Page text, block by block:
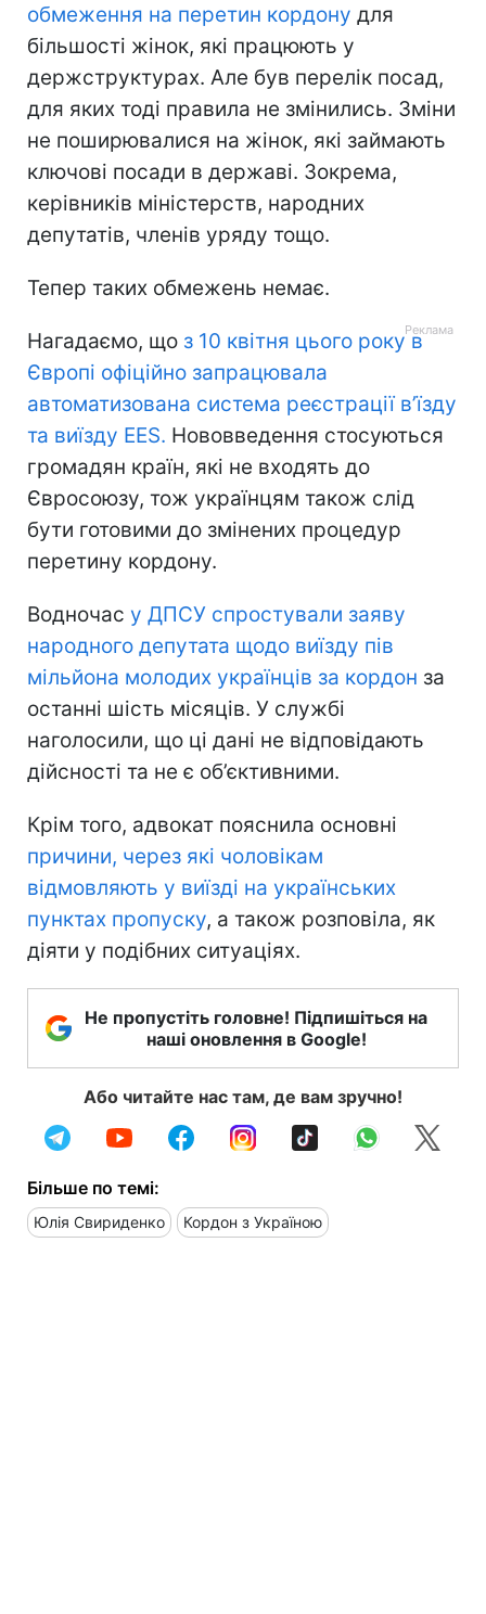
обмеження на перетин кордону для
більшості жінок, які працюють у
держструктурах. Але був перелік посад,
для яких тоді правила не змінились. Зміни
не поширювалися на жінок, які займають
ключові посади в державі. Зокрема,
керівників міністерств, народних
депутатів, членів уряду тощо.
Тепер таких обмежень немає.
Нагадаємо, що з 10 квітня цього року в
Європі офіційно запрацювала
автоматизована система реєстрації в’їзду
та виїзду EES. Нововведення стосуються
громадян країн, які не входять до
Євросоюзу, тож українцям також слід
бути готовими до змінених процедур
перетину кордону.
Водночас у ДПСУ спростували заяву
народного депутата щодо виїзду пів
мільйона молодих українців за кордон за
останні шість місяців. У службі
наголосили, що ці дані не відповідають
дійсності та не є об’єктивними.
Крім того, адвокат пояснила основні
причини, через які чоловікам
відмовляють у виїзді на українських
пунктах пропуску, а також розповіла, як
діяти у подібних ситуаціях.
Не пропустіть головне! Підпишіться на
наші оновлення в Google!
Або читайте нас там, де вам зручно!
Більше по темі:
Юлія Свириденко Кордон з Україною